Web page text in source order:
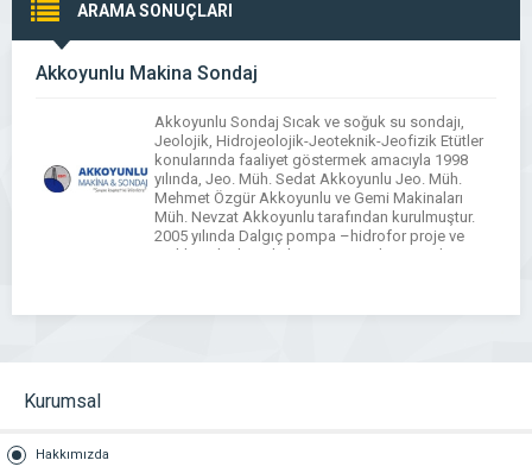
ARAMA SONUÇLARI
Akkoyunlu Makina Sondaj
Akkoyunlu Sondaj Sıcak ve soğuk su sondajı,
Jeolojik, Hidrojeolojik-Jeoteknik-Jeofizik Etütler
konularında faaliyet göstermek amacıyla 1998
yılında, Jeo. Müh. Sedat Akkoyunlu Jeo. Müh.
Mehmet Özgür Akkoyunlu ve Gemi Makinaları
Müh. Nevzat Akkoyunlu tarafından kurulmuştur.
2005 yılında Dalgıç pompa –hidrofor proje ve
taahhüt alanlarında hizmet vermek amacıyla
Kurumsal
Hakkımızda